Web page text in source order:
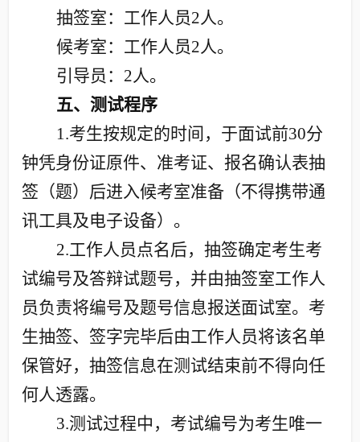
抽签室：工作人员2人。
候考室：工作人员2人。
引导员： 2人。
五、测试程序
1.考生按规定的时间，于面试前30分
钟凭身份证原件、准考证、报名确认表抽
签（题）后进入候考室准备（不得携带通
讯工具及电子设备）。
2.工作人员点名后，抽签确定考生考
试编号及答辩试题号，并由抽签室工作人
员负责将编号及题号信息报送面试室。考
生抽签、签字完毕后由工作人员将该名单
保管好，抽签信息在测试结束前不得向任
何人透露。
3.测试过程中，考试编号为考生唯一